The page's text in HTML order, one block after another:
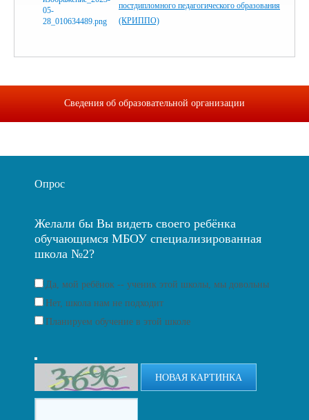
постдипломного педагогического образования
(КРИППО)
Сведения об образовательной организации
Опрос
Желали бы Вы видеть своего ребёнка
обучающимся МБОУ специализированная
школа №2?
Да, мой ребёнок -- ученик этой школы, мы довольны
Нет, школа нам не подходит
Планируем обучение в этой школе
НОВАЯ КАРТИНКА